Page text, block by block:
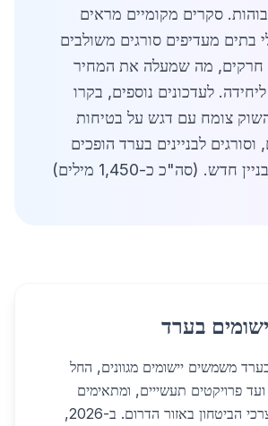
סקרים מקומיים מראים
מבעלי בתים מעדיפים סורגים משולבים
חרקים, מה שמעלה את המחיר
ליחידה. לעדכונים נוספים, בקרו
צומח עם דגש על בטיחות
וסורגים לבניינים בערד הופכים
חדש. (סה"כ כ-1,450 מילים)
בערד
בערד משמשים יישומים מגוונים, החל
פרויקטים תעשייים, ומתאימים
לאקלים החם ולצרכי הביטחון באזור הדרום. ב-2026,